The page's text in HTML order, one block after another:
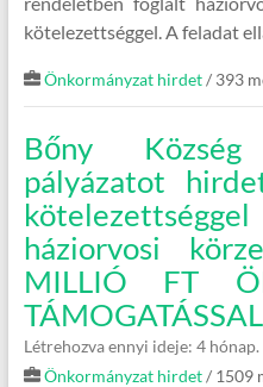
kötelezettséggel. A feladat
Önkormányzat hirdet/ 393
Bőny Község
pályázatot
háziorvosi
MILLIÓ FT
Létrehozva ennyi ideje: 4 hónap.
Önkormányzat hirdet/ 1509